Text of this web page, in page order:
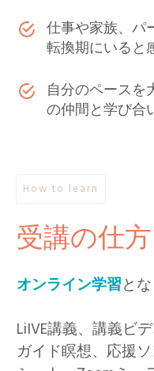
仕事や家族、パ
転換期にいると
自分のペースを
の仲間と学び合
How to learn
受講の仕方
オンライン学習と
LiIVE講義、講義ビ
ガイド瞑想、応援